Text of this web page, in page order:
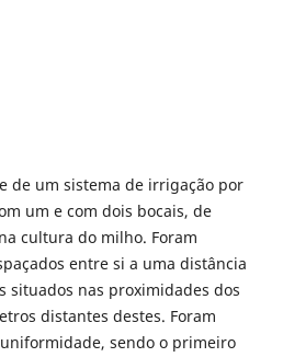
de um sistema de irrigação por
um e com dois bocais, de
cultura do milho. Foram
entre si a uma distância
situados nas proximidades dos
distantes destes. Foram
sendo o primeiro